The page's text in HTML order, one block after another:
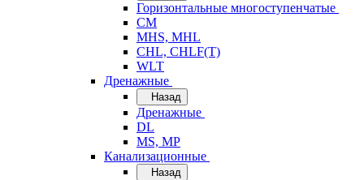
Горизонтальные многоступенчатые
CM
MHS, MHL
CHL, CHLF(T)
WLT
Дренажные
Назад
Дренажные
DL
MS, MP
Канализационные
Назад